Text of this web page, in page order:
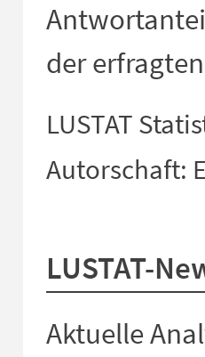
der
LUSTAT
Autorschaft:
LUSTAT-
Aktuelle